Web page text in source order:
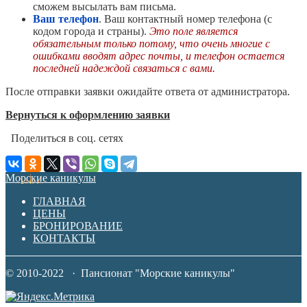
сможем высылать вам письма.
Ваш телефон. Ваш контактный номер телефона (с
кодом города и страны). Это поле является
обязательным только потому, что очень многие с
ошибками вводят адрес почты, и телефон остается
последней надеждой связаться с вами.
После отправки заявки ожидайте ответа от администратора.
Вернуться к оформлению заявки
Поделиться в соц. сетях
Морские каникулы
ГЛАВНАЯ
ЦЕНЫ
БРОНИРОВАНИЕ
КОНТАКТЫ
© 2010-2022 · Пансионат "Морские каникулы"